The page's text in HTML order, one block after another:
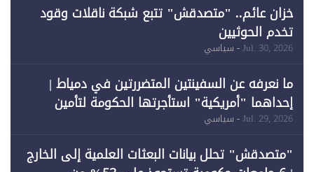
خزان عائم.. "متصدقش" تتبع شبكة ناقلات وقود
تخدم الحوثيين
Jul. 30, 2026- سياسي
ما نعرفه عن السفينتين المتضررتين في دمياط |
إحداهما "أمريكية" استأجرتها الحكومة لتأمين
احتياجات الطاقة
Jul. 29, 2026- سياسي
"متصدقش" تحلل بيانات البعثات العلمية إلى الخارج